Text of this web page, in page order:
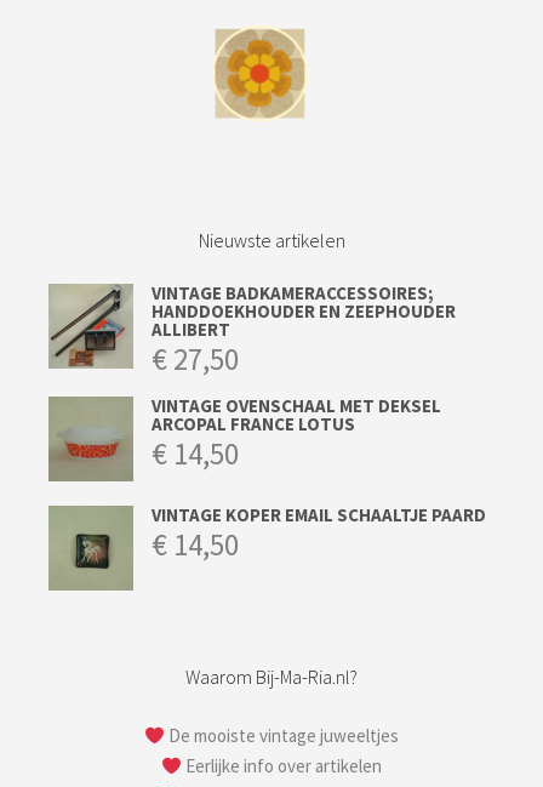
Nieuwste artikelen
VINTAGE BADKAMERACCESSOIRES;
HANDDOEKHOUDER EN ZEEPHOUDER
ALLIBERT
€27,50
VINTAGE OVENSCHAAL MET DEKSEL
ARCOPAL FRANCE LOTUS
€ 14,50
VINTAGE KOPER EMAIL SCHAALTJE PAARD
€ 14,50
Waarom Bij-Ma-Ria.nl?
De mooiste vintage juweeltjes
Eerlijke info over artikelen